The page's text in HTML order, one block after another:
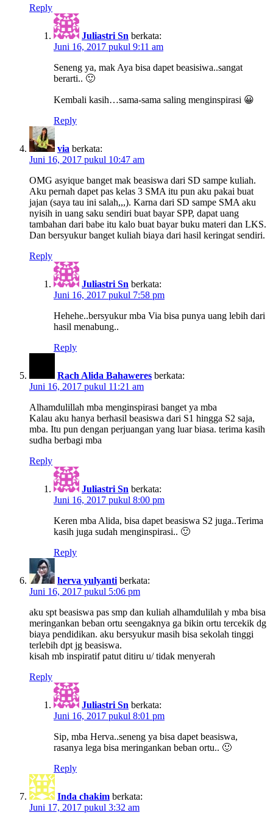
Reply
Juliastri Sn berkata:
Juni 16, 2017 pukul 9:11 am
Seneng ya, mak Aya bisa dapet beasisiwa..sangat
berarti.. 🙂
Kembali kasih…sama-sama saling menginspirasi 😀
Reply
via berkata:
Juni 16, 2017 pukul 10:47 am
OMG asyique banget mak beasiswa dari SD sampe kuliah.
Aku pernah dapet pas kelas 3 SMA itu pun aku pakai buat
jajan (saya tau ini salah,,,). Karna dari SD sampe SMA aku
nyisih in uang saku sendiri buat bayar SPP, dapat uang
tambahan dari babe itu kalo buat bayar buku materi dan LKS.
Dan bersyukur banget kuliah biaya dari hasil keringat sendiri.
Reply
Juliastri Sn berkata:
Juni 16, 2017 pukul 7:58 pm
Hehehe..bersyukur mba Via bisa punya uang lebih dari
hasil menabung..
Reply
Rach Alida Bahaweres berkata:
Juni 16, 2017 pukul 11:21 am
Alhamdulillah mba menginspirasi banget ya mba
Kalau aku hanya berhasil beasiswa dari S1 hingga S2 saja,
mba. Itu pun dengan perjuangan yang luar biasa. terima kasih
sudha berbagi mba
Reply
Juliastri Sn berkata:
Juni 16, 2017 pukul 8:00 pm
Keren mba Alida, bisa dapet beasiswa S2 juga..Terima
kasih juga sudah menginspirasi.. 🙂
Reply
herva yulyanti berkata:
Juni 16, 2017 pukul 5:06 pm
aku spt beasiswa pas smp dan kuliah alhamdulilah y mba bisa
meringankan beban ortu seengaknya ga bikin ortu tercekik dg
biaya pendidikan. aku bersyukur masih bisa sekolah tinggi
terlebih dpt jg beasiswa.
kisah mb inspiratif patut ditiru u/ tidak menyerah
Reply
Juliastri Sn berkata:
Juni 16, 2017 pukul 8:01 pm
Sip, mba Herva..seneng ya bisa dapet beasiswa,
rasanya lega bisa meringankan beban ortu.. 🙂
Reply
Inda chakim berkata:
Juni 17, 2017 pukul 3:32 am